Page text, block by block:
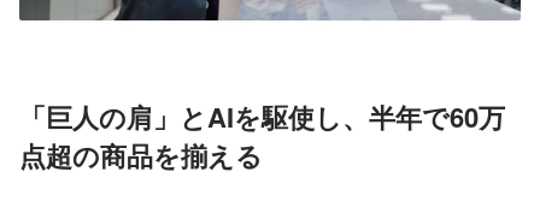
「巨人の肩」とAIを駆使し、半年で60万
点超の商品を揃える